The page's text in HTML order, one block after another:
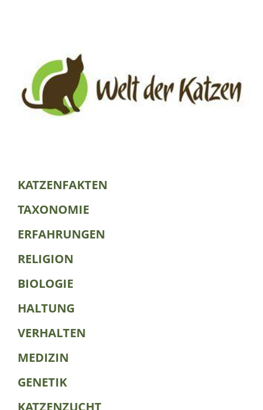
KATZENFAKTEN
TAXONOMIE
ERFAHRUNGEN
RELIGION
BIOLOGIE
HALTUNG
VERHALTEN
MEDIZIN
GENETIK